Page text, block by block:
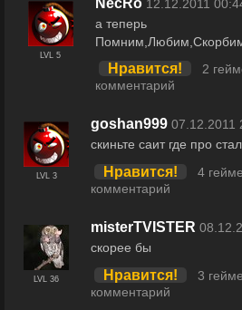
LVL 5
12.12.2011
а теперь
Нравится!
2
комментарий
LVL 3
goshan999 07.12.2011
скиньте саит где про
Нравится!
4
комментарий
LVL 36
misterTVISTER
скорее бы
Нравится!
3
комментарий